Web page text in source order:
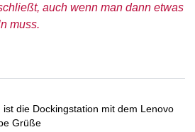
auch wenn man dann etwas
muss.
ist die Dockingstation mit dem Lenovo
Grüße